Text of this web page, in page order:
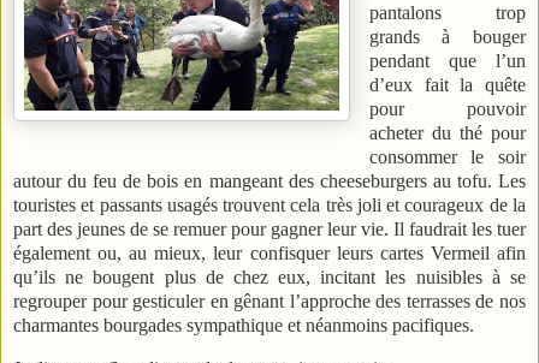
pantalons trop
grands à bouger
pendant que l’un
d’eux fait la quête
pour pouvoir
acheter du thé pour
consommer le soir
autour du feu de bois en mangeant des cheeseburgers au tofu. Les
touristes et passants usagés trouvent cela très joli et courageux de la
part des jeunes de se remuer pour gagner leur vie. Il faudrait les tuer
également ou, au mieux, leur confisquer leurs cartes Vermeil afin
qu’ils ne bougent plus de chez eux, incitant les nuisibles à se
regrouper pour gesticuler en gênant l’approche des terrasses de nos
charmantes bourgades sympathique et néanmoins pacifiques.